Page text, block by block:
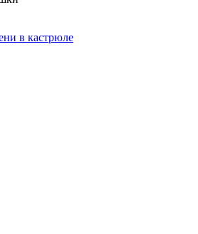
в кастрюле